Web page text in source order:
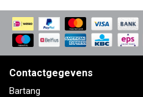
Contactgegevens
Bartang